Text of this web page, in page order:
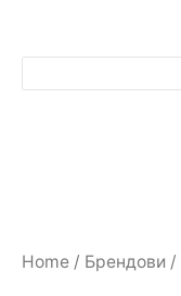
Home / Брендови /